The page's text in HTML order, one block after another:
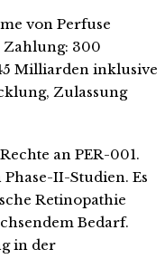
von Perfuse
Zahlung: 300
Milliarden inklusive
Zulassung
an PER-001.
II-Studien. Es
Retinopathie
Bedarf.
in der